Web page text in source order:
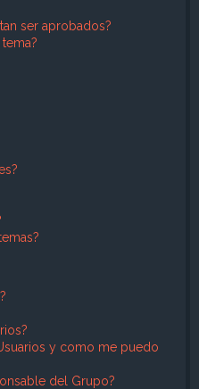
ser aprobados?
y como me puedo
del Grupo?